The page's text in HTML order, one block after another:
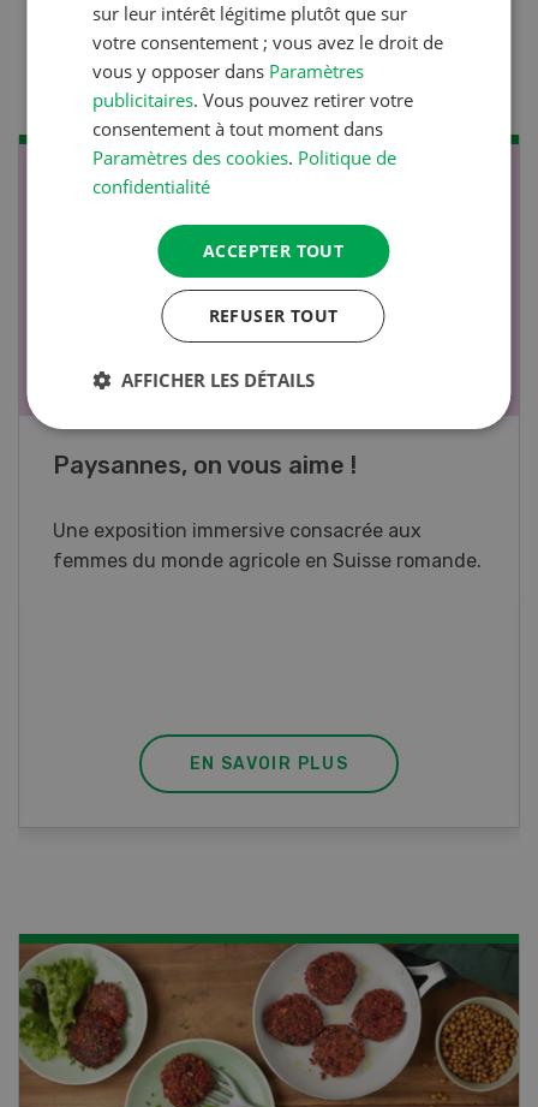
Lutter efficacement contre
la diarrhée des porcelets
NOV JAN
26
Cours spécialisé Aquaculture
Vous élevez des poissons ou songez à le faire?
Ce cours vous équipe du savoir nécessaire. Si
EN SAVOIR PLUS
sur leur intérêt légitime plutôt que sur
votre consentement ; vous avez le droit de
vous y opposer dans Paramètres
publicitaires. Vous pouvez retirer votre
consentement à tout moment dans
Paramètres des cookies. Politique de
confidentialité
ACCEPTER TOUT
REFUSER TOUT
AFFICHER LES DÉTAILS